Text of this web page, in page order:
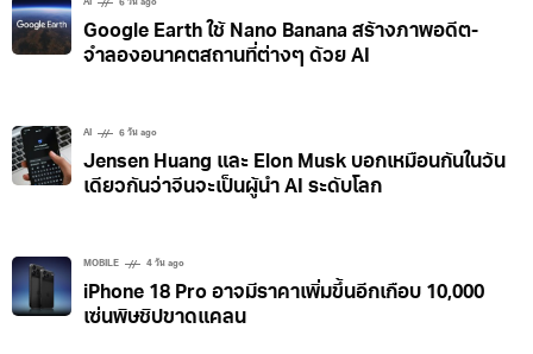
AI 6 วัน ago
Google Earth ใช้ Nano Banana สร้างภาพอดีต-
จำลองอนาคตสถานที่ต่างๆ ด้วย AI
AI 6 วัน ago
Jensen Huang และ Elon Musk บอกเหมือนกันในวัน
เดียวกันว่าจีนจะเป็นผู้นำ AI ระดับโลก
MOBILE 4 วัน ago
iPhone 18 Pro อาจมีราคาเพิ่มขึ้นอีกเกือบ 10,000
เซ่นพิษชิปขาดแคลน